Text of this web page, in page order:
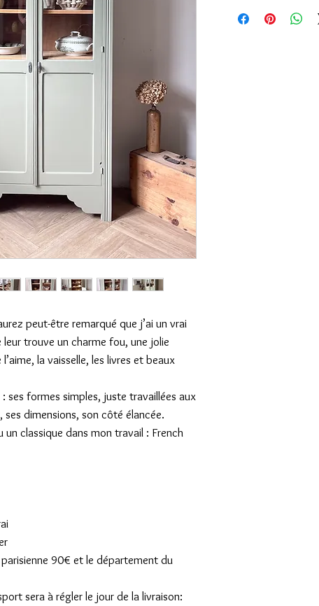
peut-être remarqué que j’ai un vrai
trouve un charme fou, une jolie
la vaisselle, les livres et beaux
ses formes simples, juste travaillées aux
dimensions, son côté élancée.
un classique dans mon travail : French
90€ et le département du
sera à régler le jour de la livraison: